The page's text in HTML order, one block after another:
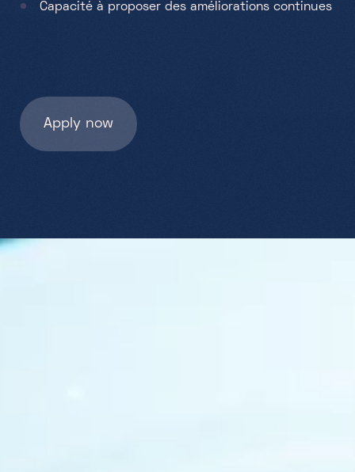
Capacité à proposer des améliorations continues
Apply now